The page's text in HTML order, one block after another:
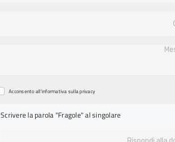
Acconsento all'informativa sullaprivacy
Scrivere la parola "Fragole" al singolare